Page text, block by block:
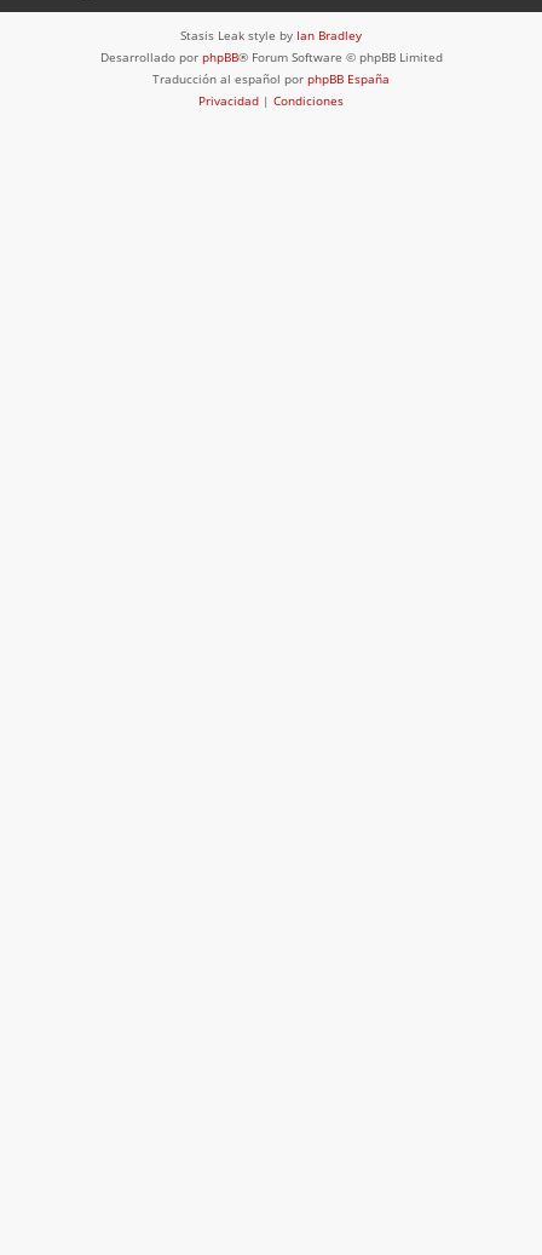
Stasis Leak style by Ian Bradley
Desarrollado por phpBB® Forum Software © phpBB Limited
Traducción al español por phpBB España
Privacidad | Condiciones